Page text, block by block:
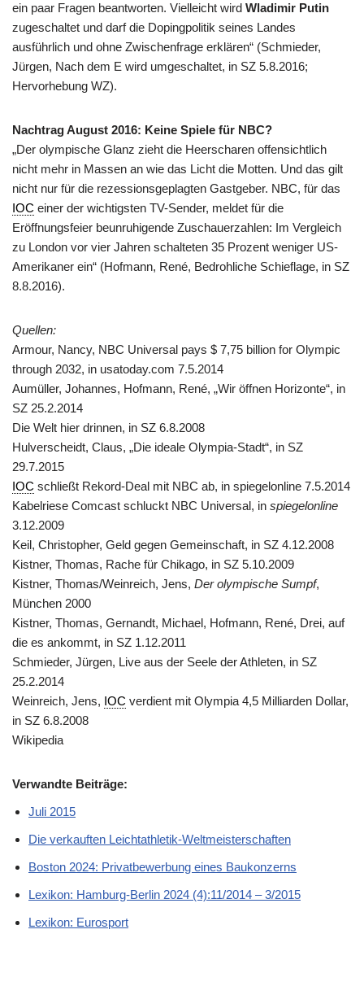
ein paar Fragen beantworten. Vielleicht wird Wladimir Putin
zugeschaltet und darf die Dopingpolitik seines Landes
ausführlich und ohne Zwischenfrage erklären“ (Schmieder,
Jürgen, Nach dem E wird umgeschaltet, in SZ 5.8.2016;
Hervorhebung WZ).
Nachtrag August 2016: Keine Spiele für NBC?
„Der olympische Glanz zieht die Heerscharen offensichtlich
nicht mehr in Massen an wie das Licht die Motten. Und das gilt
nicht nur für die rezessionsgeplagten Gastgeber. NBC, für das
IOC einer der wichtigsten TV-Sender, meldet für die
Eröffnungsfeier beunruhigende Zuschauerzahlen: Im Vergleich
zu London vor vier Jahren schalteten 35 Prozent weniger US-
Amerikaner ein“ (Hofmann, René, Bedrohliche Schieflage, in SZ
8.8.2016).
Quellen:
Armour, Nancy, NBC Universal pays $ 7,75 billion for Olympic
through 2032, in usatoday.com 7.5.2014
Aumüller, Johannes, Hofmann, René, „Wir öffnen Horizonte“, in
SZ 25.2.2014
Die Welt hier drinnen, in SZ 6.8.2008
Hulverscheidt, Claus, „Die ideale Olympia-Stadt“, in SZ
29.7.2015
IOC schließt Rekord-Deal mit NBC ab, in spiegelonline 7.5.2014
Kabelriese Comcast schluckt NBC Universal, in spiegelonline
3.12.2009
Keil, Christopher, Geld gegen Gemeinschaft, in SZ 4.12.2008
Kistner, Thomas, Rache für Chikago, in SZ 5.10.2009
Kistner, Thomas/Weinreich, Jens, Der olympische Sumpf,
München 2000
Kistner, Thomas, Gernandt, Michael, Hofmann, René, Drei, auf
die es ankommt, in SZ 1.12.2011
Schmieder, Jürgen, Live aus der Seele der Athleten, in SZ
25.2.2014
Weinreich, Jens, IOC verdient mit Olympia 4,5 Milliarden Dollar,
in SZ 6.8.2008
Wikipedia
Verwandte Beiträge:
Juli 2015
Die verkauften Leichtathletik-Weltmeisterschaften
Boston 2024: Privatbewerbung eines Baukonzerns
Lexikon: Hamburg-Berlin 2024 (4):11/2014 – 3/2015
Lexikon: Eurosport